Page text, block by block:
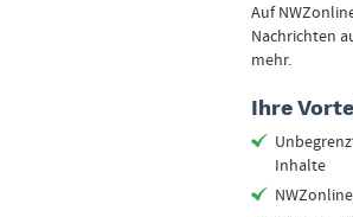
Auf
Nachrichten
mehr.
Ihre
Inhalte